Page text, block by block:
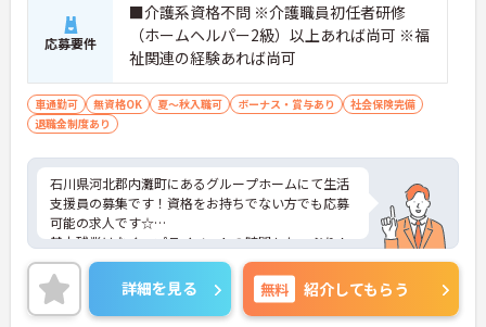
応募要件
■介護系資格不問 ※介護職員初任者研修
（ホームヘルパー2級）以上あれば尚可 ※福
祉関連の経験あれば尚可
車通勤可 無資格OK 夏～秋入職可 ボーナス・賞与あり
社会保険完備
退職金制度あり
石川県河北郡内灘町にあるグループホームにて生活
支援員の募集です！資格をお持ちでない方でも応募
可能の求人です☆
基本残業はなく、プライベートの時間もたっぷり！
オンオフ共に充実させることができます◎
ご興味のある方には、面接対策ポイントなど、さら
に詳細をお話しいたしますのでお気軽にご相談くだ
さい！
詳細を見る 無料 紹介してもらう